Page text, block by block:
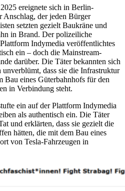
ereignete sich in Berlin-
Anschlag, der jeden Bürger
setzten gezielt Baukräne und
in Brand. Der polizeiliche
Indymedia veröffentlichtes
ein – doch die Mainstream-
darüber. Die Täter bekannten sich
dass sie die Infrastruktur
Bau eines Güterbahnhofs für den
in Verbindung steht.
ein auf der Plattform Indymedia
als authentisch ein. Die Täter
und erklärten, dass sie gezielt die
hätten, die mit dem Bau eines
von Tesla-Fahrzeugen in